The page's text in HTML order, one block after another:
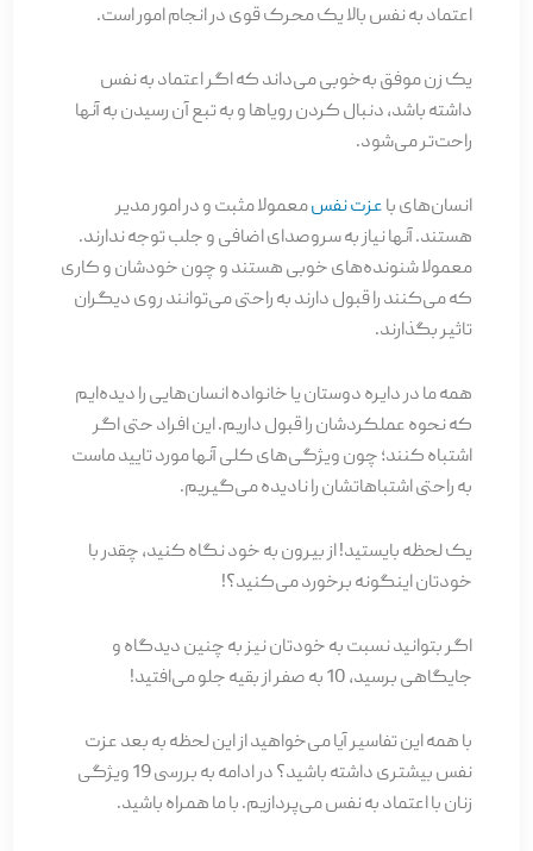
اعتماد به نفس بالا یک محرک قوی در انجام امور است.
یک زن موفق به‌خوبی می‌داند که اگر اعتماد به نفس
داشته باشد، دنبال کردن رویاها و به تبع آن رسیدن به آنها
راحت‌تر می‌شود.
انسان‌های باعزت نفسمعمولا مثبت و در امور مدیر
هستند. آنها نیاز به سروصدای اضافی و جلب توجه ندارند.
معمولا شنونده‌های خوبی هستند و چون خودشان و کاری
که می‌کنند را قبول دارند به راحتی می‌توانند روی دیگران
تاثیر بگذارند.
همه ما در دایره دوستان یا خانواده انسان‌هایی را دیده‌ایم
که نحوه عملکردشان را قبول داریم. این افراد حتی اگر
اشتباه کنند؛ چون ویژگی‌های کلی آنها مورد تایید ماست
به راحتی اشتباهاتشان را نادیده می‌گیریم.
یک لحظه بایستید! از بیرون به خود نگاه کنید، چقدر با
خودتان اینگونه برخورد می‌کنید؟!
اگر بتوانید نسبت به خودتان نیز به چنین دیدگاه و
جایگاهی برسید، 10 به صفر از بقیه جلو می‌افتید!
با همه این تفاسیر آیا می‌خواهید از این لحظه به بعد عزت
نفس بیشتری داشته باشید؟ در ادامه به بررسی 19 ویژگی
زنان با اعتماد به نفس می‌پردازیم. با ما همراه باشید.